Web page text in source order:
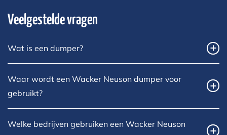
Veelgestelde vragen
Wat is een dumper?
Waar wordt een Wacker Neuson dumper voor
gebruikt?
Welke bedrijven gebruiken een Wacker Neuson